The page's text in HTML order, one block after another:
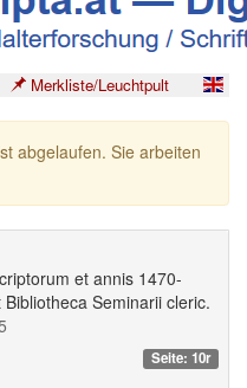
Merkliste/Leuchtpult
abgelaufen. Sie arbeiten
et annis 1470-
Seminarii cleric.
Seite: 10r